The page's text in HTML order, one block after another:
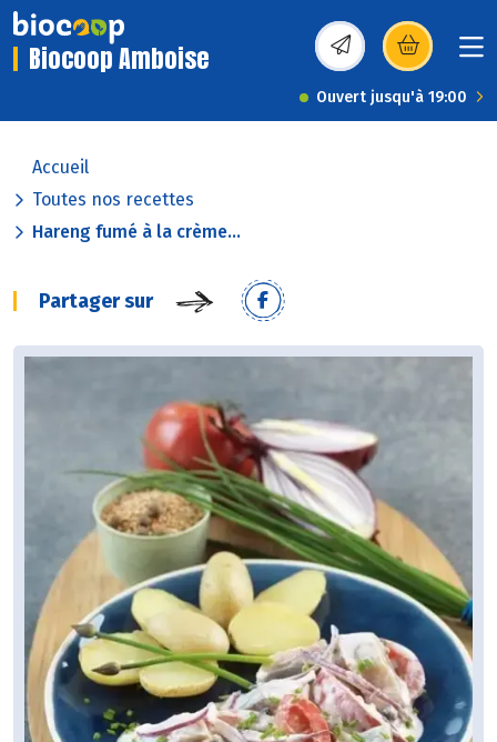
Biocoop Amboise (s’ouvre dans une
Ouvert jusqu'à 19:00
Accueil
Toutes nos recettes
Hareng fumé à la crème...
Partager sur